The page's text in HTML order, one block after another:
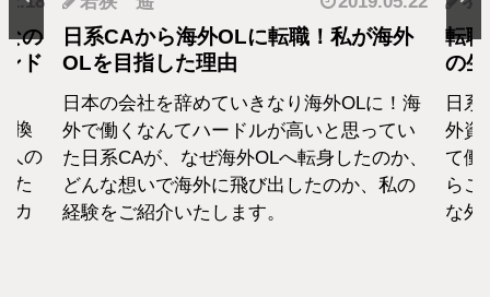
の
ド
換
人の
た
カ
日系CAから海外OLに転職！私が海外
OLを目指した理由
日本の会社を辞めていきなり海外OLに！海
外で働くなんてハードルが高いと思ってい
た日系CAが、なぜ海外OLへ転身したのか、
どんな想いで海外に飛び出したのか、私の
経験をご紹介いたします。
転
の
日
外資
て働
らこ
な外